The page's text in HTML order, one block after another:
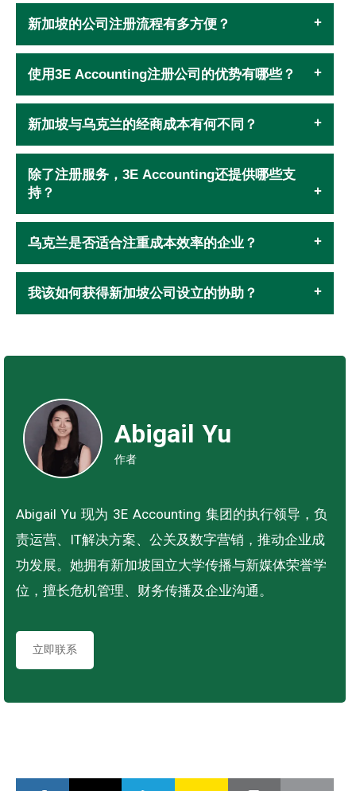
新加坡的公司注册流程有多方便？
使用3E Accounting注册公司的优势有哪些？
新加坡与乌克兰的经商成本有何不同？
除了注册服务，3E Accounting还提供哪些支
持？
乌克兰是否适合注重成本效率的企业？
我该如何获得新加坡公司设立的协助？
Abigail Yu
作者
Abigail Yu 现为 3E Accounting 集团的执行领导，负
责运营、IT解决方案、公关及数字营销，推动企业成
功发展。她拥有新加坡国立大学传播与新媒体荣誉学
位，擅长危机管理、财务传播及企业沟通。
立即联系